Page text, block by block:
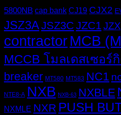
5800NB cap bank CJ19 CJX2
JSZ3AJSZ3C JZC1JZX
contractorMCB
MCCB โมลเดสเซอร์
breaker MT580 MT583 NC1
NTE8-A NXB NXB-63 NXBLE
NXMLE NXR PUSH